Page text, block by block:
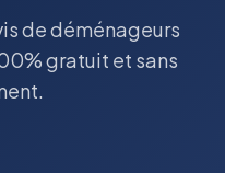
de déménageurs
gratuit et sans